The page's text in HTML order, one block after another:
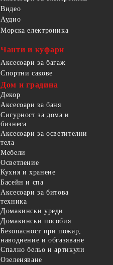
Видео
Аудио
Морска електроника
Чанти и куфари
Аксесоари за багаж
Спортни сакове
Дом и градина
Декор
Аксесоари за баня
Сигурност за дома и
бизнеса
Аксесоари за осветителни
тела
Мебели
Осветление
Кухня и хранене
Басейн и спа
Аксесоари за битова
техника
Домакински уреди
Домакински пособия
Безопасност при пожар,
наводнение и обгазяване
Спално бельо и артикули
Озеленяване